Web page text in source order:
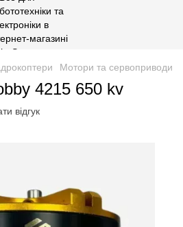
Мотори та сервоприводи
4215 650 kv
відгук